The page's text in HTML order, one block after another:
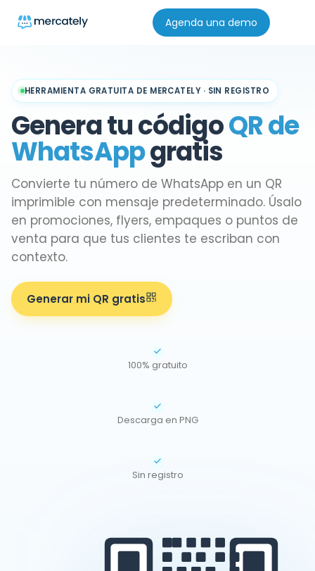
Agenda una demo
HERRAMIENTA GRATUITA DE MERCATELY · SIN REGISTRO
Genera tu códigoQR de
WhatsAppgratis
Convierte tu número de WhatsApp en un QR
imprimible con mensaje predeterminado. Úsalo
en promociones, flyers, empaques o puntos de
venta para que tus clientes te escriban con
contexto.
Generar mi QR gratis
100% gratuito
Descarga en PNG
Sin registro